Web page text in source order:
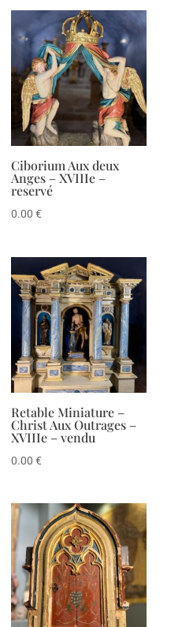
Ciborium Aux deux
Anges – XVIIIe –
reservé
0.00€
Retable Miniature –
Christ Aux Outrages –
XVIIIe – vendu
0.00€